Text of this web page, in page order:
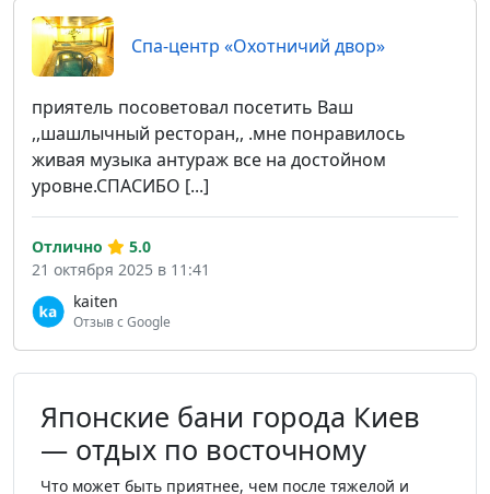
Японские бани города Киев
— отдых по восточному
Что может быть приятнее, чем после тяжелой и
Спа-центр «Охотничий двор»
приятель посоветовал посетить Ваш
,,шашлычный ресторан,, .мне понравилось
живая музыка антураж все на достойном
уровне.СПАСИБО [...]
kaiten
Отзыв с Google
Отлично
5.0
21 октября 2025 в 11:41